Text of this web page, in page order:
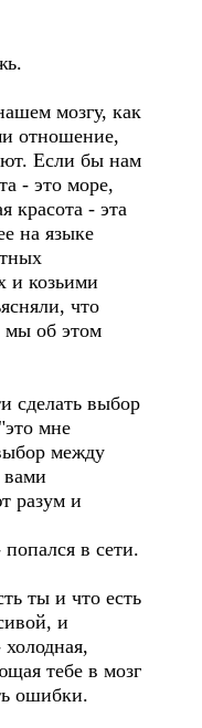
мозгу, как
отношение,
Если бы нам
- это море,
красота - эта
на языке
и козьими
что
мы об этом
сделать выбор
мне
между
разум и
в сети.
ты и что есть
и
тебе в мозг
ошибки.